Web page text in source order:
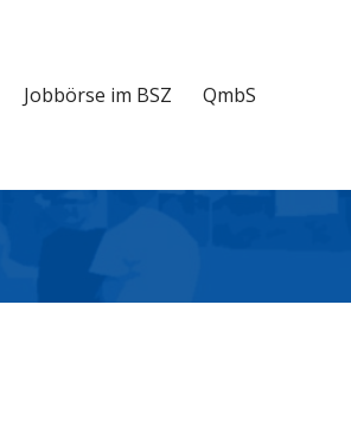
Job­bör­se im BSZ QmbS